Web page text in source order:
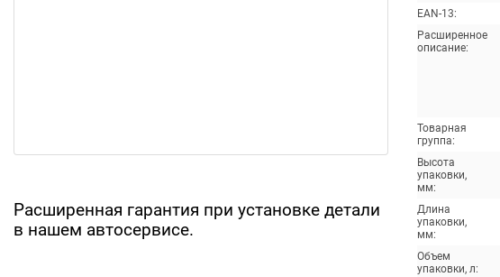
Расширенная гарантия при установке детали
в нашем автосервисе.
EAN-13:
Расширенное
описание:
Товарная
группа:
Высота
упаковки,
мм:
Длина
упаковки,
мм:
Объем
упаковки, л: